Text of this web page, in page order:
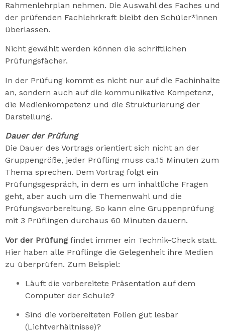
Rahmenlehrplan nehmen. Die Auswahl des Faches und
der prüfenden Fachlehrkraft bleibt den Schüler*innen
überlassen.
Nicht gewählt werden können die schriftlichen
Prüfungsfächer.
In der Prüfung kommt es nicht nur auf die Fachinhalte
an, sondern auch auf die kommunikative Kompetenz,
die Medienkompetenz und die Strukturierung der
Darstellung.
Dauer der Prüfung
Die Dauer des Vortrags orientiert sich nicht an der
Gruppengröße, jeder Prüfling muss ca.15 Minuten zum
Thema sprechen. Dem Vortrag folgt ein
Prüfungsgespräch, in dem es um inhaltliche Fragen
geht, aber auch um die Themenwahl und die
Prüfungsvorbereitung. So kann eine Gruppenprüfung
mit 3 Prüflingen durchaus 60 Minuten dauern.
Vor der Prüfung findet immer ein Technik-Check statt.
Hier haben alle Prüflinge die Gelegenheit ihre Medien
zu überprüfen. Zum Beispiel:
Läuft die vorbereitete Präsentation auf dem
Computer der Schule?
Sind die vorbereiteten Folien gut lesbar
(Lichtverhältnisse)?